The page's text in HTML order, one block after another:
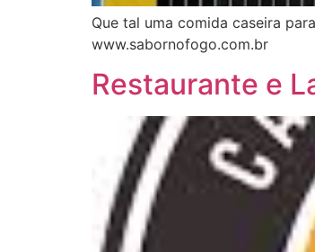
Que tal uma comida caseira
www.sabornofogo.com.br
Restaurante e